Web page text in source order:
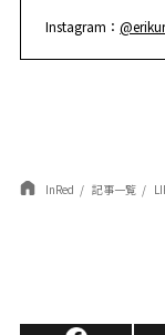
Instagram：
InRed 記事一覧